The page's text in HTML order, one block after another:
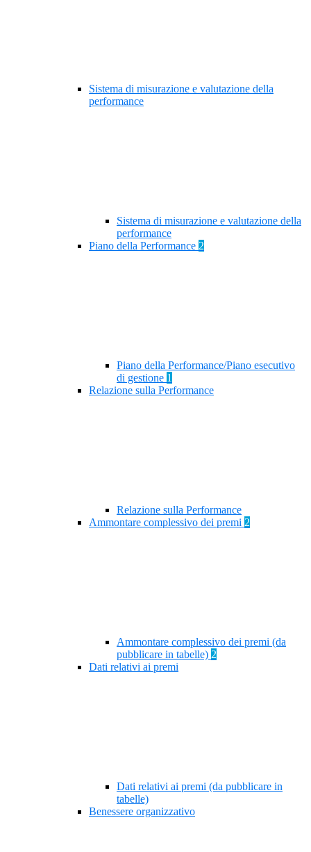
Sistema di misurazione e valutazione della
performance
Sistema di misurazione e valutazione della
performance
Piano della Performance 2
Piano della Performance/Piano esecutivo
di gestione 1
Relazione sulla Performance
Relazione sulla Performance
Ammontare complessivo dei premi 2
Ammontare complessivo dei premi (da
pubblicare in tabelle) 2
Dati relativi ai premi
Dati relativi ai premi (da pubblicare in
tabelle)
Benessere organizzativo